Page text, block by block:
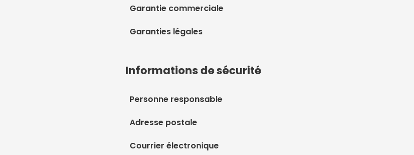
Garantie commerciale
Garanties légales
Informations de sécurité
Personne responsable
Adresse postale
Courrier électronique